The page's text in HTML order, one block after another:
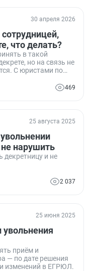
30 апреля 2026
что делать?
в такой
но на связь не
С юристами по
469
25 августа 2025
нарушить
декретницу и не
2 037
25 июня 2025
приём и
— по дате решения
изменений в ЕГРЮЛ.